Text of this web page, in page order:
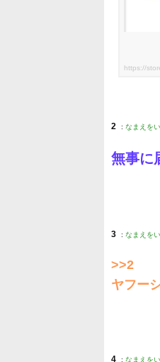
https://
2 : なまえを
無事に
3 : なまえを
>>2
ヤフー
4 : なまえを